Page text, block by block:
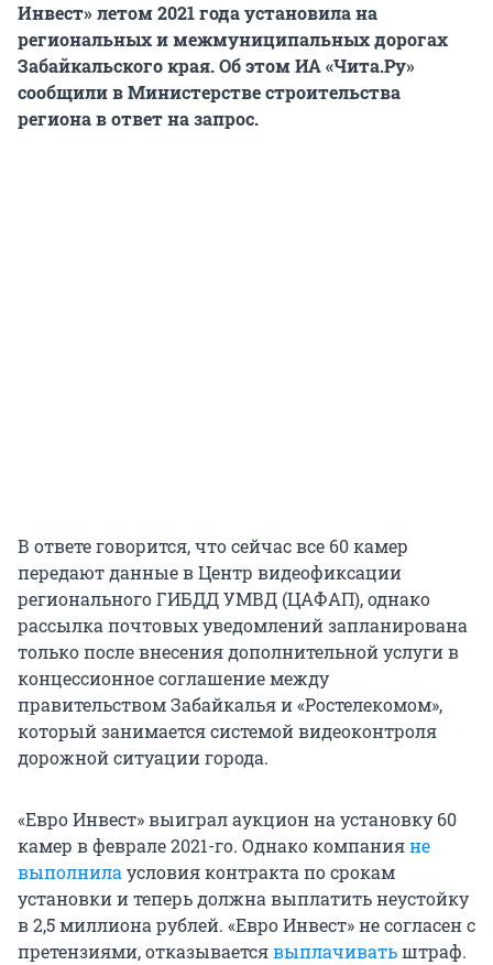
Инвест» летом 2021 годаустановила на
региональных и межмуниципальных дорогах
Забайкальского края. Об этом ИА «Чита.Ру»
сообщили в Министерстве строительства
региона в ответ на запрос.
В ответе говорится, что сейчас все 60 камер
передают данные в Центр видеофиксации
регионального ГИБДД УМВД (ЦАФАП), однако
рассылка почтовых уведомлений запланирована
только после внесения дополнительной услуги в
концессионное соглашение между
правительством Забайкалья и «Ростелекомом»,
который занимается системой видеоконтроля
дорожной ситуации города.
«Евро Инвест» выиграл аукцион на установку 60
камер в феврале 2021-го. Однако компанияне
выполнилаусловия контракта по срокам
установки и теперь должна выплатить неустойку
в 2,5 миллиона рублей. «Евро Инвест» не согласен с
претензиями, отказываетсявыплачиватьштраф.